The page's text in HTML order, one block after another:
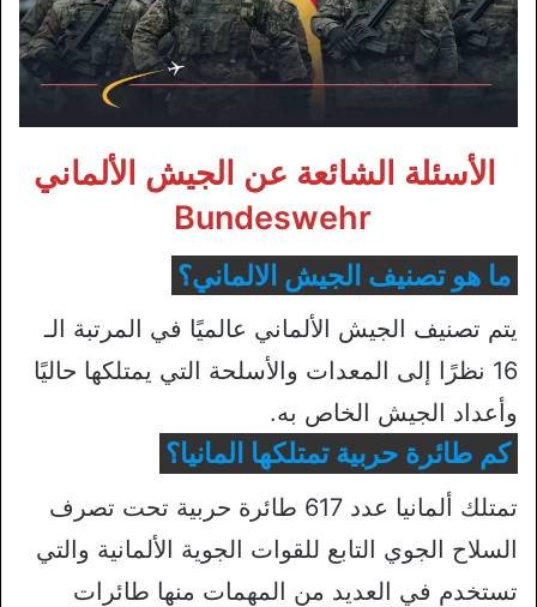
الأسئلة الشائعة عن الجيش الألماني
Bundeswehr
ما هو تصنيف الجيش الالماني؟
يتم تصنيف الجيش الألماني عالميًا في المرتبة الـ
16 نظرًا إلى المعدات والأسلحة التي يمتلكها حاليًا
وأعداد الجيش الخاص به.
كم طائرة حربية تمتلكها المانيا؟
تمتلك ألمانيا عدد 617 طائرة حربية تحت تصرف
السلاح الجوي التابع للقوات الجوية الألمانية والتي
تستخدم في العديد من المهمات منها طائرات